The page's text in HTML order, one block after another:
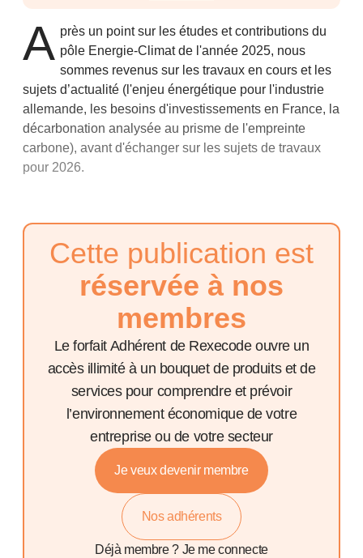
A près un point sur les études et contributions du
pôle Energie-Climat de l'année 2025, nous
sommes revenus sur les travaux en cours et les
sujets d’actualité (l'enjeu énergétique pour l'industrie
allemande, les besoins d'investissements en France, la
décarbonation analysée au prisme de l'empreinte
carbone), avant d'échanger sur les sujets de travaux
pour 2026.
Cette publication est
réservée à nos
membres
Le forfait Adhérent de Rexecode ouvre un
accès illimité à un bouquet de produits et de
services pour comprendre et prévoir
l’environnement économique de votre
entreprise ou de votre secteur
Je veux devenir membre
Nos adhérents
Déjà membre ? Je me connecte